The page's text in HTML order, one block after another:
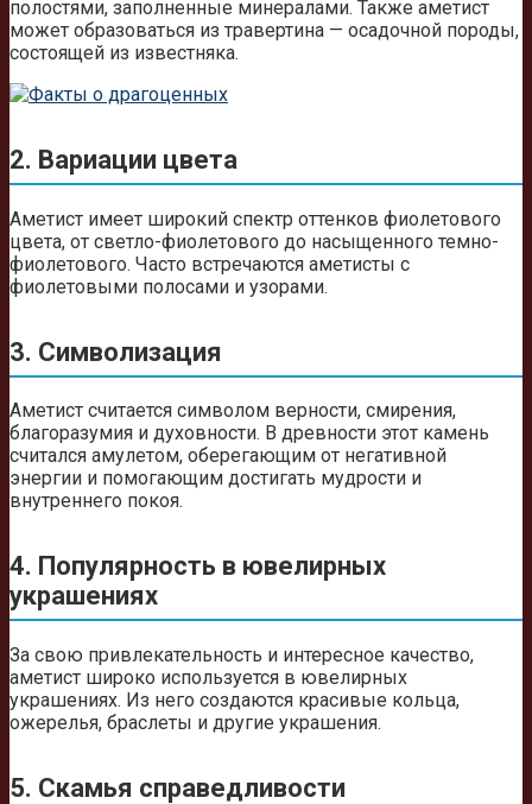
полостями, заполненные минералами. Также аметист
может образоваться из травертина — осадочной породы,
состоящей из известняка.
2. Вариации цвета
Аметист имеет широкий спектр оттенков фиолетового
цвета, от светло-фиолетового до насыщенного темно-
фиолетового. Часто встречаются аметисты с
фиолетовыми полосами и узорами.
3. Символизация
Аметист считается символом верности, смирения,
благоразумия и духовности. В древности этот камень
считался амулетом, оберегающим от негативной
энергии и помогающим достигать мудрости и
внутреннего покоя.
4. Популярность в ювелирных
украшениях
За свою привлекательность и интересное качество,
аметист широко используется в ювелирных
украшениях. Из него создаются красивые кольца,
ожерелья, браслеты и другие украшения.
5. Скамья справедливости